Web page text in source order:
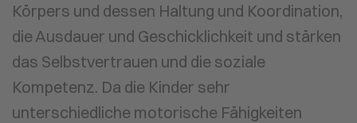
Körpers und dessen Haltung und Koordination,
die Ausdauer und Geschicklichkeit und stärken
das Selbstvertrauen und die soziale
Kompetenz. Da die Kinder sehr
unterschiedliche motorische Fähigkeiten